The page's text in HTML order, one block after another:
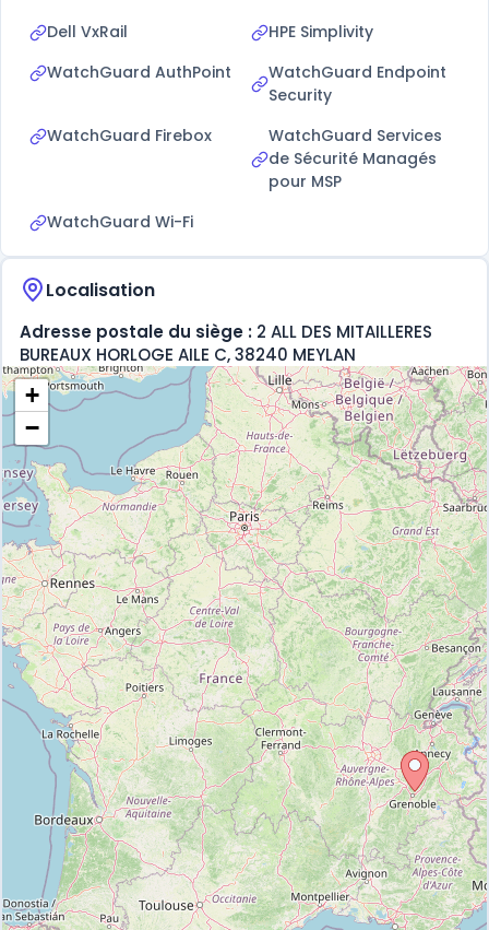
numérique des entreprises.
Dell VxRail
HPE Simplivity
WatchGuard AuthPoint
WatchGuard Endpoint
Security
WatchGuard Firebox
WatchGuard Services
de Sécurité Managés
pour MSP
WatchGuard Wi-Fi
Localisation
Adresse postale du siège : 2 ALL DES MITAILLERES
BUREAUX HORLOGE AILE C, 38240 MEYLAN
+
−